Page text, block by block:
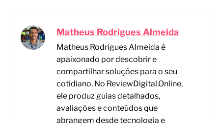
Matheus Rodrigues Almeida
Matheus Rodrigues Almeida é
apaixonado por descobrir e
compartilhar soluções para o seu
cotidiano. No ReviewDigital.Online,
ele produz guias detalhados,
avaliações e conteúdos que
abrangem desde tecnologia e